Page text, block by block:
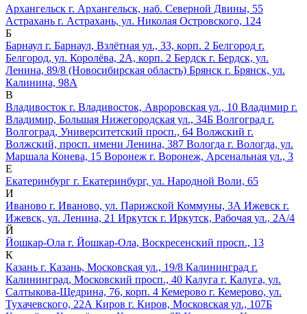
Архангельск г. Архангельск, наб. Северной Двины, 55
Астрахань г. Астрахань, ул. Николая Островского, 124
Б
Барнаул г. Барнаул, Взлётная ул., 33, корп. 2 Белгород г.
Белгород, ул. Королёва, 2А, корп. 2 Бердск г. Бердск, ул.
Ленина, 89/8 (Новосибирская область) Брянск г. Брянск, ул.
Калинина, 98А
В
Владивосток г. Владивосток, Авроровская ул., 10 Владимир г.
Владимир, Большая Нижегородская ул., 34Б Волгоград г.
Волгоград, Университетский просп., 64 Волжский г.
Волжский, просп. имени Ленина, 387 Вологда г. Вологда, ул.
Маршала Конева, 15 Воронеж г. Воронеж, Арсенальная ул., 3
Е
Екатеринбург г. Екатеринбург, ул. Народной Воли, 65
И
Иваново г. Иваново, ул. Парижской Коммуны, 3А Ижевск г.
Ижевск, ул. Ленина, 21 Иркутск г. Иркутск, Рабочая ул., 2А/4
Й
Йошкар-Ола г. Йошкар-Ола, Воскресенский просп., 13
К
Казань г. Казань, Московская ул., 19/8 Калининград г.
Калининград, Московский просп., 40 Калуга г. Калуга, ул.
Салтыкова-Щедрина, 76, корп. 4 Кемерово г. Кемерово, ул.
Тухачевского, 22А Киров г. Киров, Московская ул., 107Б